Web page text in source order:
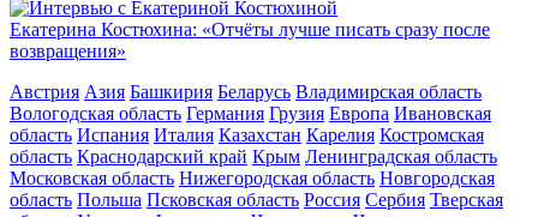
Екатерина Костюхина: «Отчёты лучше писать сразу после
возвращения»
Австрия Азия Башкирия Беларусь Владимирская область
Вологодская область Германия Грузия Европа Ивановская
область Испания Италия Казахстан Карелия Костромская
область Краснодарский край Крым Ленинградская область
Московская область Нижегородская область Новгородская
область Польша Псковская область Россия Сербия Тверская